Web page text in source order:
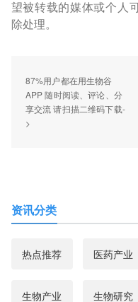
望被转载的媒体或个人
除处理。
87%用户都在用生物谷
APP 随时阅读、评论、分
享交流 请扫描二维码下载-
>
资讯分类
热点推荐 医药产业
生物产业 生物研究